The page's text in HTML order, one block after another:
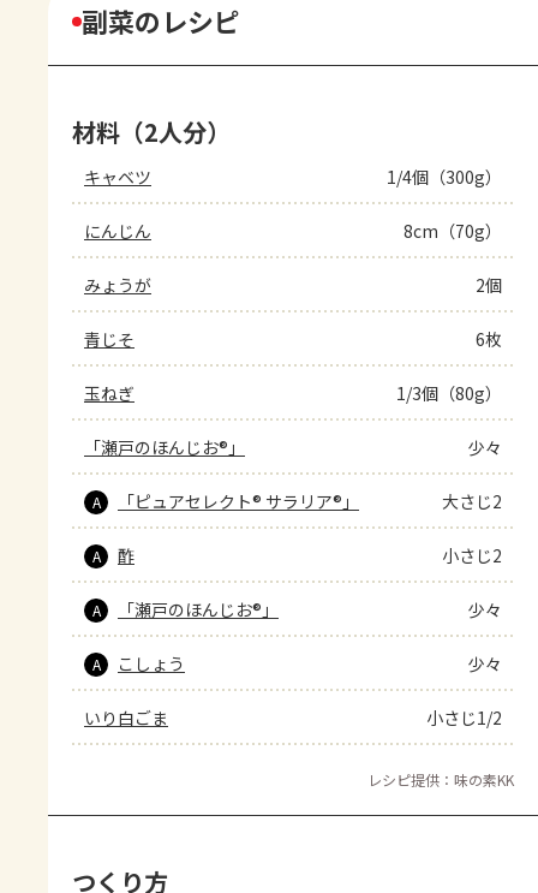
副菜のレシピ
材料（2人分）
キャベツ 1/4個（300g）
にんじん 8cm（70g）
みょうが 2個
青じそ 6枚
玉ねぎ 1/3個（80g）
「瀬戸のほんじお®」 少々
A 「ピュアセレクト® サラリア®」 大さじ2
A 酢 小さじ2
A 「瀬戸のほんじお®」 少々
A こしょう 少々
いり白ごま 小さじ1/2
レシピ提供：味の素KK
つくり方